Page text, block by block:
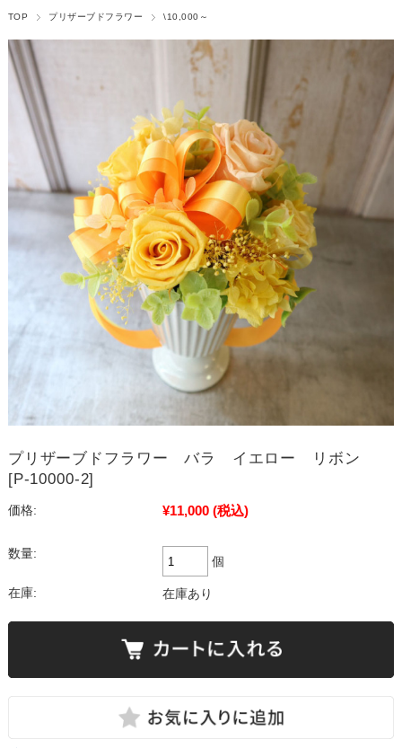
TOP プリザーブドフラワー \10,000～
プリザーブドフラワー バラ イエロー リボン
[P-10000-2]
価格: ¥11,000 (税込)
数量:
個
在庫: 在庫あり